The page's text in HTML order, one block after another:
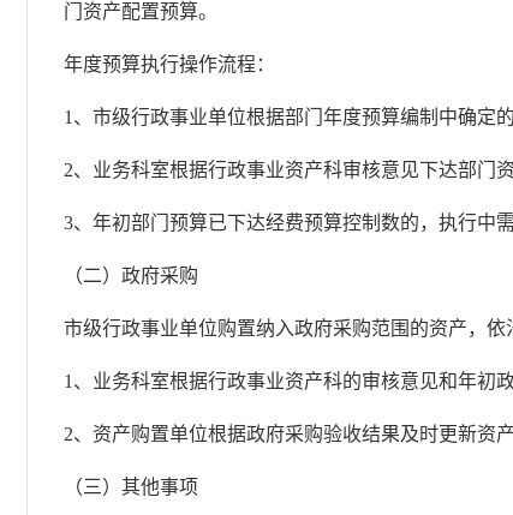
门资产配置预算。
年度预算执行操作流程：
1、市级行政事业单位根据部门年度预算编制中确定
2、业务科室根据行政事业资产科审核意见下达部门
3、年初部门预算已下达经费预算控制数的，执行中
（二）政府采购
市级行政事业单位购置纳入政府采购范围的资产，依
1、业务科室根据行政事业资产科的审核意见和年初
2、资产购置单位根据政府采购验收结果及时更新资
（三）其他事项